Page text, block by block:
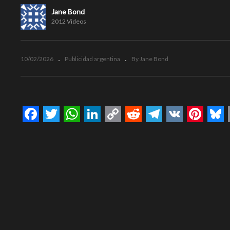
Jane Bond
2012 Videos
10/02/2026 Publicidad argentina By Jane Bond